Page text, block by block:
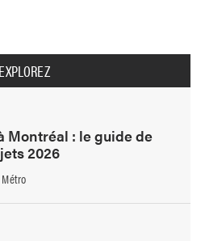
EXPLOREZ
Montréal : le guide de
2026